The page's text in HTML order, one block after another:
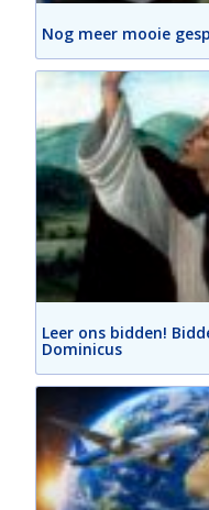
Nog meer mooie
Leer ons bidden!
Dominicus